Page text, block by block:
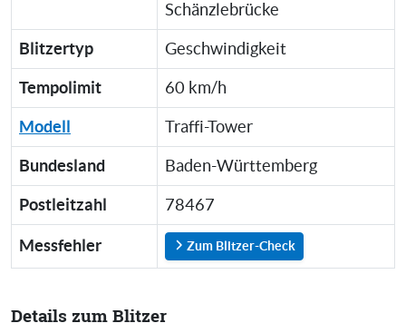
Schänzlebrücke
Blitzertyp Geschwindigkeit
Tempolimit 60 km/h
Modell Traffi-Tower
Bundesland Baden-Württemberg
Postleitzahl 78467
Messfehler Zum Blitzer-Check
Details zum Blitzer